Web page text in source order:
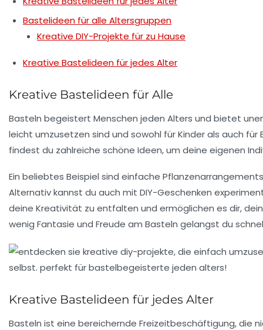
Bastelideen für alle Altersgruppen
Kreative DIY-Projekte für zu Hause
Kreative Bastelideen für jedes Alter
Kreative Bastelideen für Alle
Basteln begeistert Menschen jeden Alters und bietet
leicht umzusetzen sind und sowohl für Kinder als auch
findest du zahlreiche schöne Ideen, um deine eigenen
Ein beliebtes Beispiel sind einfache Pflanzenarrangements
Alternativ kannst du auch mit DIY-Geschenken
deine Kreativität zu entfalten und ermöglichen es dir,
wenig Fantasie und Freude am Basteln gelangst du
Kreative Bastelideen für jedes Alter
Basteln ist eine bereichernde Freizeitbeschäftigung, die